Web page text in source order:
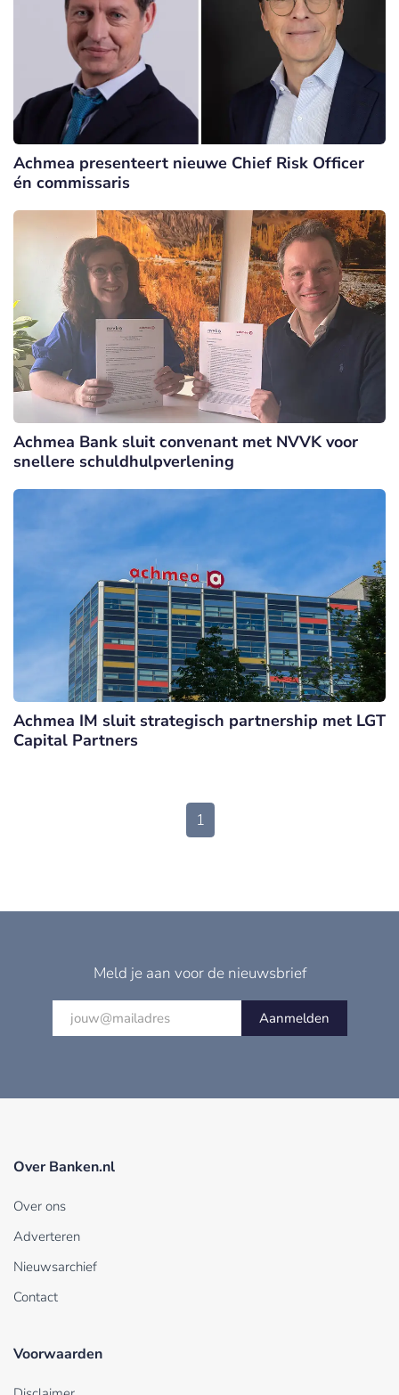
Achmea presenteert nieuwe Chief Risk Officer
én commissaris
Achmea Bank sluit convenant met NVVK voor
snellere schuldhulpverlening
Achmea IM sluit strategisch partnership met LGT
Capital Partners
1
Meld je aan voor de nieuwsbrief
Aanmelden
Over Banken.nl
Over ons
Adverteren
Nieuwsarchief
Contact
Voorwaarden